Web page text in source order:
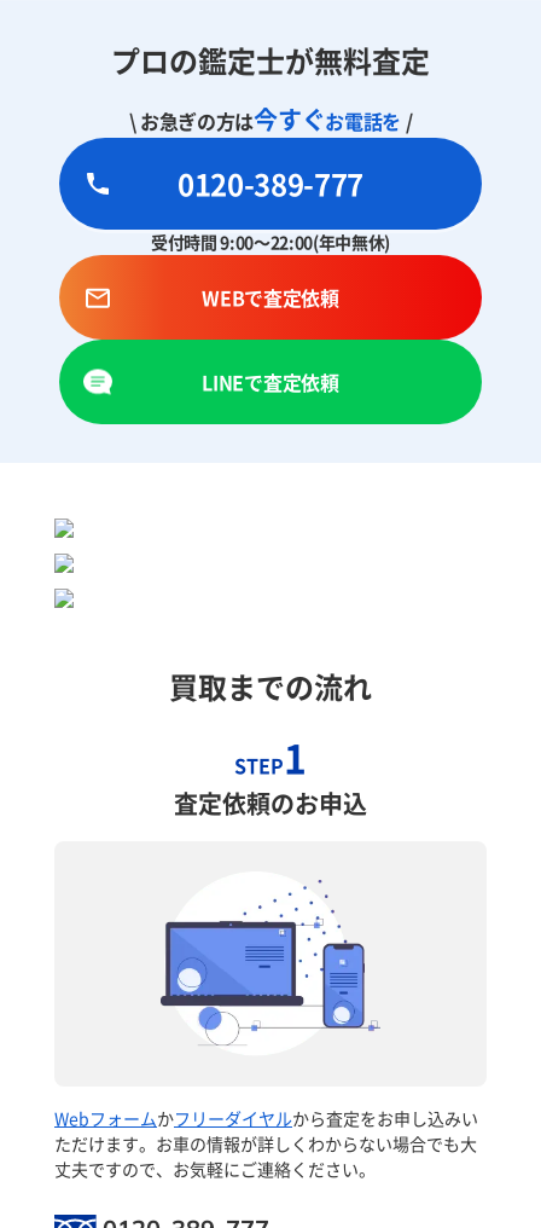
プロの鑑定士が無料査定
\ お急ぎの方は今すぐお電話を /
0120-389-777
受付時間 9:00～22:00(年中無休)
WEBで査定依頼
LINEで査定依頼
買取までの流れ
STEP1
査定依頼のお申込
Webフォームかフリーダイヤルから査定をお申し込みい
ただけます。お車の情報が詳しくわからない場合でも大
丈夫ですので、お気軽にご連絡ください。